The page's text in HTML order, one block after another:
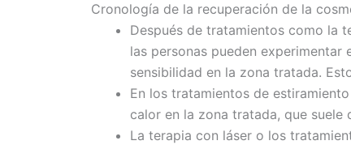
Cronología de la recuperación de la
Después de tratamientos como la
las personas pueden
sensibilidad en la zona tratada.
En los tratamientos de
calor en la zona tratada, que suele
La terapia con láser o los